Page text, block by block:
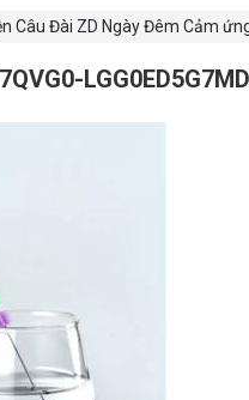
Câu Đài ZD Ngày Đêm Cảm